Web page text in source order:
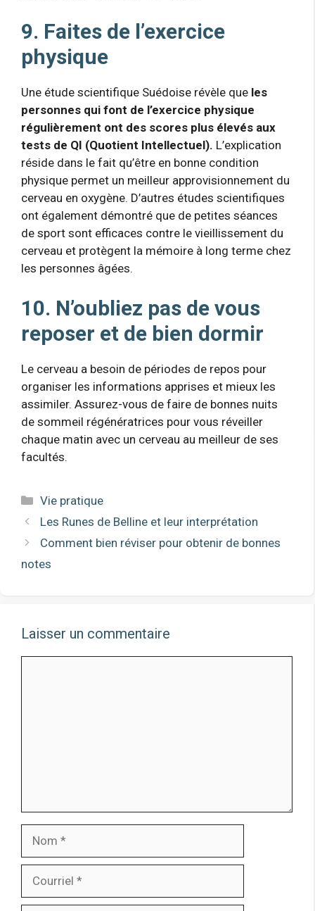
9. Faites de l’exercice
physique
Une étude scientifique Suédoise révèle que les
personnes qui font de l’exercice physique
régulièrement ont des scores plus élevés aux
tests de QI (Quotient Intellectuel). L’explication
réside dans le fait qu’être en bonne condition
physique permet un meilleur approvisionnement du
cerveau en oxygène. D’autres études scientifiques
ont également démontré que de petites séances
de sport sont efficaces contre le vieillissement du
cerveau et protègent la mémoire à long terme chez
les personnes âgées.
10. N’oubliez pas de vous
reposer et de bien dormir
Le cerveau a besoin de périodes de repos pour
organiser les informations apprises et mieux les
assimiler. Assurez-vous de faire de bonnes nuits
de sommeil régénératrices pour vous réveiller
chaque matin avec un cerveau au meilleur de ses
facultés.
Catégories
Vie pratique
Les Runes de Belline et leur interprétation
Comment bien réviser pour obtenir de bonnes
notes
Laisser un commentaire